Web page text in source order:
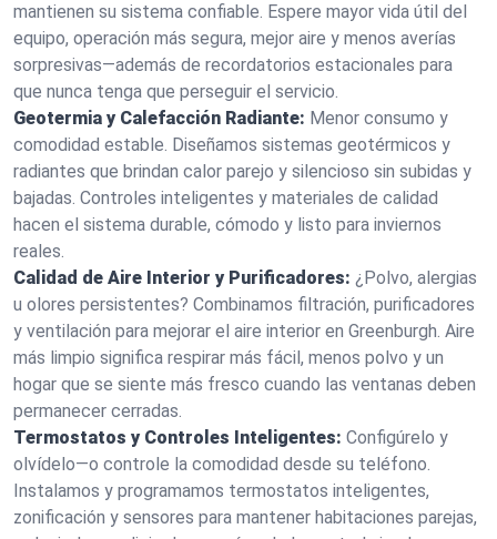
mantienen su sistema confiable. Espere mayor vida útil del
equipo, operación más segura, mejor aire y menos averías
sorpresivas—además de recordatorios estacionales para
que nunca tenga que perseguir el servicio.
Geotermia y Calefacción Radiante: Menor consumo y
comodidad estable. Diseñamos sistemas geotérmicos y
radiantes que brindan calor parejo y silencioso sin subidas y
bajadas. Controles inteligentes y materiales de calidad
hacen el sistema durable, cómodo y listo para inviernos
reales.
Calidad de Aire Interior y Purificadores: ¿Polvo, alergias
u olores persistentes? Combinamos filtración, purificadores
y ventilación para mejorar el aire interior en Greenburgh. Aire
más limpio significa respirar más fácil, menos polvo y un
hogar que se siente más fresco cuando las ventanas deben
permanecer cerradas.
Termostatos y Controles Inteligentes: Configúrelo y
olvídelo—o controle la comodidad desde su teléfono.
Instalamos y programamos termostatos inteligentes,
zonificación y sensores para mantener habitaciones parejas,